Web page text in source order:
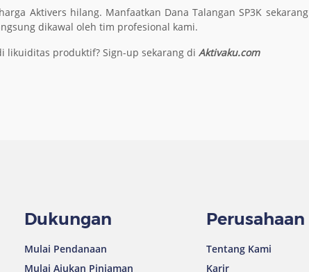
Aktivers hilang. Manfaatkan Dana Talangan SP3K sekarang
dikawal oleh tim profesional kami.
likuiditas produktif? Sign-up sekarang di Aktivaku.com
Dukungan
Mulai Pendanaan
Mulai Ajukan Pinjaman
Perusahaan
Tentang Kami
Karir